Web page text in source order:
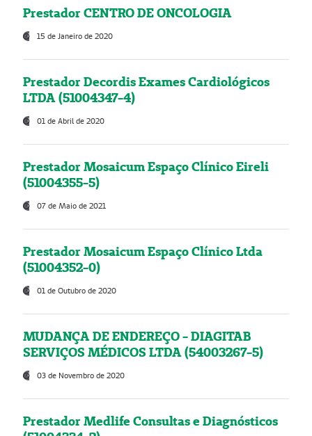
Prestador CENTRO DE ONCOLOGIA
15 de Janeiro de 2020
Prestador Decordis Exames Cardiológicos
LTDA (51004347-4)
01 de Abril de 2020
Prestador Mosaicum Espaço Clínico Eireli
(51004355-5)
07 de Maio de 2021
Prestador Mosaicum Espaço Clínico Ltda
(51004352-0)
01 de Outubro de 2020
MUDANÇA DE ENDEREÇO - DIAGITAB
SERVIÇOS MÉDICOS LTDA (54003267-5)
03 de Novembro de 2020
Prestador Medlife Consultas e Diagnósticos